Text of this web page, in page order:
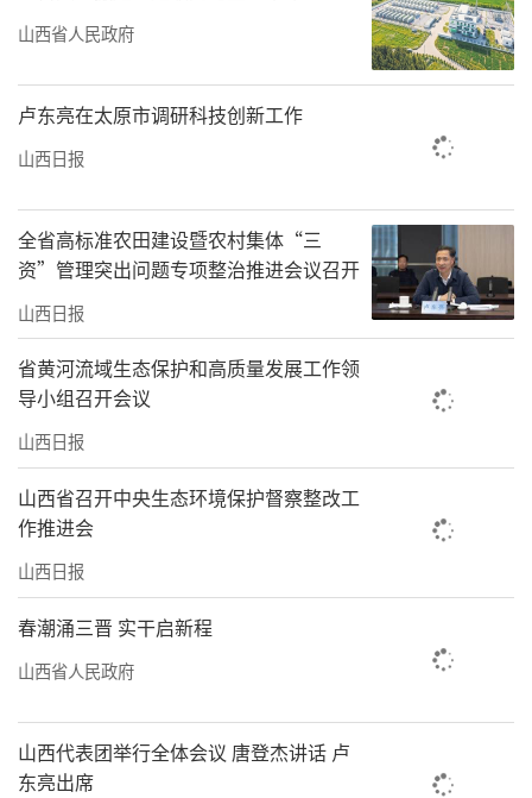
山西省人民政府
卢东亮在太原市调研科技创新工作
山西日报
全省高标准农田建设暨农村集体“三
资”管理突出问题专项整治推进会议召开
山西日报
省黄河流域生态保护和高质量发展工作领
导小组召开会议
山西日报
山西省召开中央生态环境保护督察整改工
作推进会
山西日报
春潮涌三晋 实干启新程
山西省人民政府
山西代表团举行全体会议 唐登杰讲话 卢
东亮出席